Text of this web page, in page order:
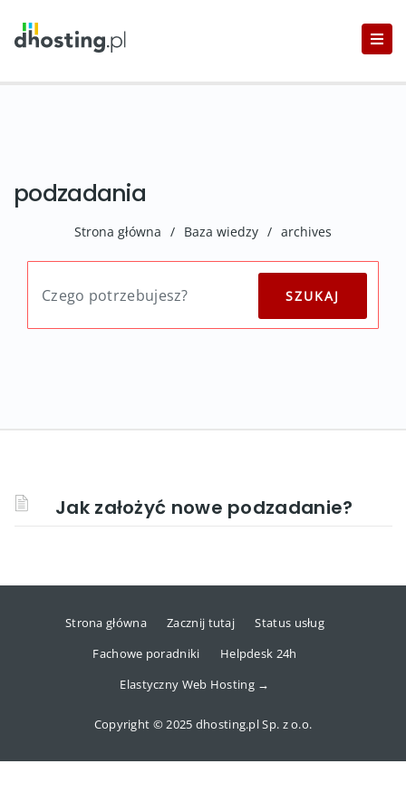
podzadania
Strona główna / Baza wiedzy / archives
Jak założyć nowe podzadanie?
Strona główna Zacznij tutaj
Status usług
Fachowe poradniki
Helpdesk 24h
Elastyczny Web Hosting →
Copyright © 2025 dhosting.pl Sp. z o.o.